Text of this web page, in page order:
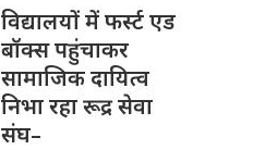
विद्यालयों में फर्स्ट एड
बॉक्स पहुंचाकर
सामाजिक दायित्व
निभा रहा रूद्र सेवा
संघ–